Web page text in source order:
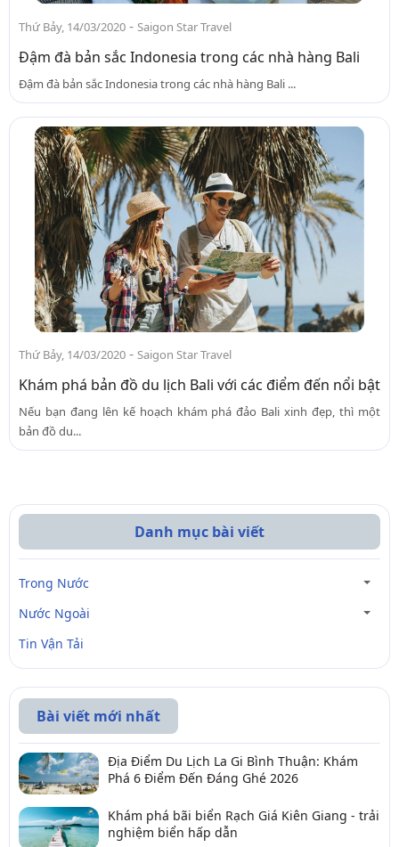
Thứ Bảy, 14/03/2020 - Saigon Star Travel
Đậm đà bản sắc Indonesia trong các nhà hàng Bali
Đậm đà bản sắc Indonesia trong các nhà hàng Bali ...
Thứ Bảy, 14/03/2020 - Saigon Star Travel
Khám phá bản đồ du lịch Bali với các điểm đến nổi bật
Nếu bạn đang lên kế hoạch khám phá đảo Bali xinh đẹp, thì một
bản đồ du...
Danh mục bài viết
Trong Nước
Nước Ngoài
Tin Vận Tải
Bài viết mới nhất
Địa Điểm Du Lịch La Gi Bình Thuận: Khám
Phá 6 Điểm Đến Đáng Ghé 2026
Khám phá bãi biển Rạch Giá Kiên Giang - trải
nghiệm biển hấp dẫn